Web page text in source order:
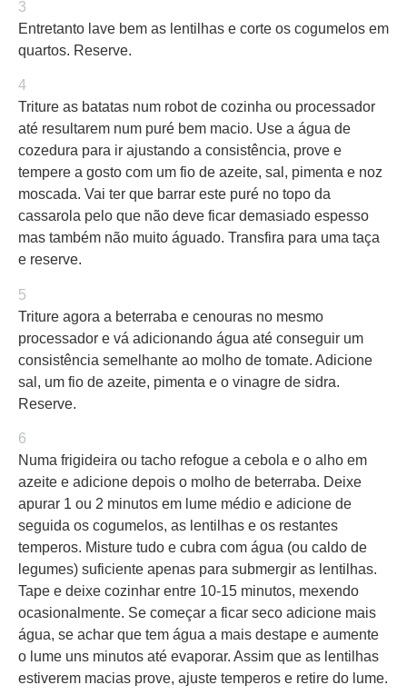
3
Entretanto lave bem as lentilhas e corte os cogumelos em
quartos. Reserve.
4
Triture as batatas num robot de cozinha ou processador
até resultarem num puré bem macio. Use a água de
cozedura para ir ajustando a consistência, prove e
tempere a gosto com um fio de azeite, sal, pimenta e noz
moscada. Vai ter que barrar este puré no topo da
cassarola pelo que não deve ficar demasiado espesso
mas também não muito águado. Transfira para uma taça
e reserve.
5
Triture agora a beterraba e cenouras no mesmo
processador e vá adicionando água até conseguir um
consistência semelhante ao molho de tomate. Adicione
sal, um fio de azeite, pimenta e o vinagre de sidra.
Reserve.
6
Numa frigideira ou tacho refogue a cebola e o alho em
azeite e adicione depois o molho de beterraba. Deixe
apurar 1 ou 2 minutos em lume médio e adicione de
seguida os cogumelos, as lentilhas e os restantes
temperos. Misture tudo e cubra com água (ou caldo de
legumes) suficiente apenas para submergir as lentilhas.
Tape e deixe cozinhar entre 10-15 minutos, mexendo
ocasionalmente. Se começar a ficar seco adicione mais
água, se achar que tem água a mais destape e aumente
o lume uns minutos até evaporar. Assim que as lentilhas
estiverem macias prove, ajuste temperos e retire do lume.